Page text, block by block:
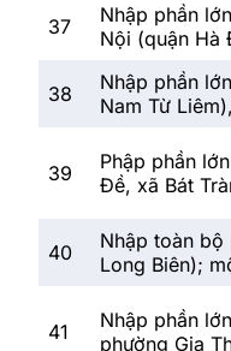
37
Nhập phần
Nội (quận Hà
38
Nhập phần
Nam Từ
39
Phập phần
Đề, xã Bát
40
Nhập toàn bộ
Long Biên);
41
Nhập phần
phường Gia